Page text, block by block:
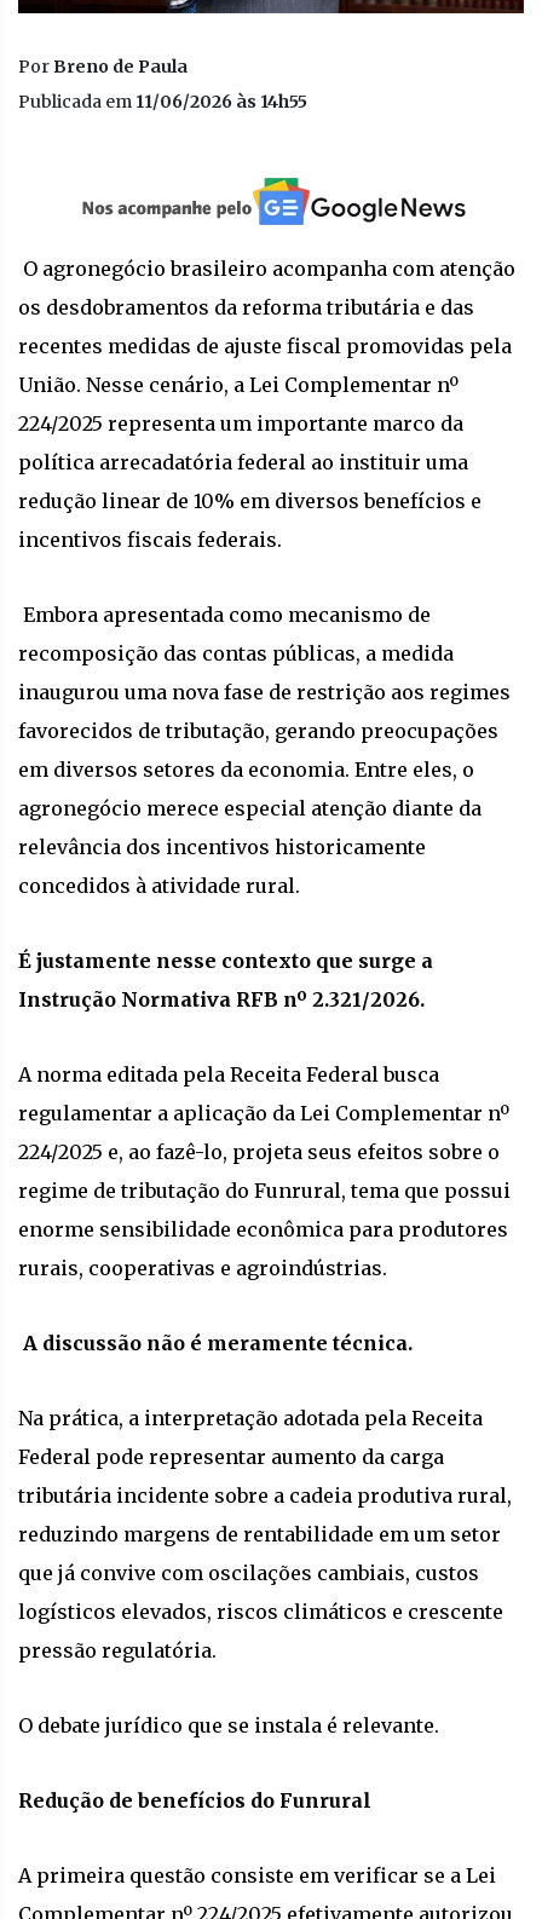
PorBreno de Paula
Publicada em 11/06/2026 às 14h55
O agronegócio brasileiro acompanha com atenção
os desdobramentos da reforma tributária e das
recentes medidas de ajuste fiscal promovidas pela
União. Nesse cenário, a Lei Complementar nº
224/2025 representa um importante marco da
política arrecadatória federal ao instituir uma
redução linear de 10% em diversos benefícios e
incentivos fiscais federais.
Embora apresentada como mecanismo de
recomposição das contas públicas, a medida
inaugurou uma nova fase de restrição aos regimes
favorecidos de tributação, gerando preocupações
em diversos setores da economia. Entre eles, o
agronegócio merece especial atenção diante da
relevância dos incentivos historicamente
concedidos à atividade rural.
É justamente nesse contexto que surge a
Instrução Normativa RFB nº 2.321/2026.
A norma editada pela Receita Federal busca
regulamentar a aplicação da Lei Complementar nº
224/2025 e, ao fazê-lo, projeta seus efeitos sobre o
regime de tributação do Funrural, tema que possui
enorme sensibilidade econômica para produtores
rurais, cooperativas e agroindústrias.
A discussão não é meramente técnica.
Na prática, a interpretação adotada pela Receita
Federal pode representar aumento da carga
tributária incidente sobre a cadeia produtiva rural,
reduzindo margens de rentabilidade em um setor
que já convive com oscilações cambiais, custos
logísticos elevados, riscos climáticos e crescente
pressão regulatória.
O debate jurídico que se instala é relevante.
Redução de benefícios do Funrural
A primeira questão consiste em verificar se a Lei